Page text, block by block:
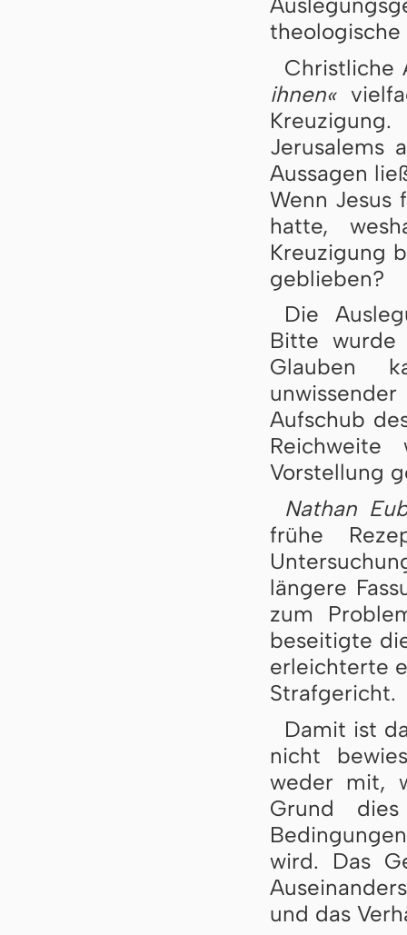
theologische
Christliche
ihnen«
Jerusalems
Aussagen
Wenn Jesus
hatte,
Kreuzigung
geblieben?
Die
Bitte wurde
Glauben
Aufschub
Vorstellung
Nathan
frühe
längere
zum
beseitigte
erleichterte
Strafgericht.
Damit ist
nicht
weder mit,
Grund
wird. Das
und das